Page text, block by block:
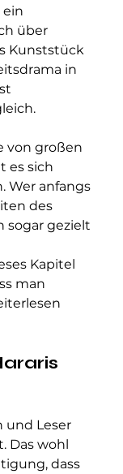
ein
über
Kunststück
in
von großen
es sich
Wer anfangs
des
sogar gezielt
Kapitel
man
und Leser
Das wohl
dass